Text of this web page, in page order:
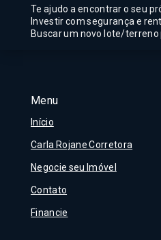
Menu
Início
Carla Rojane Corretora
Negocie seu Imóvel
Contato
Financie
Te ajudo a encontrar o seu
Investir com segurança e
Buscar um novo lote/terreno